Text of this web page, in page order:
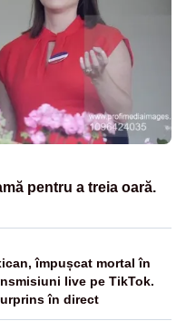
pentru a treia oară.
împușcat mortal în
live pe TikTok.
în direct